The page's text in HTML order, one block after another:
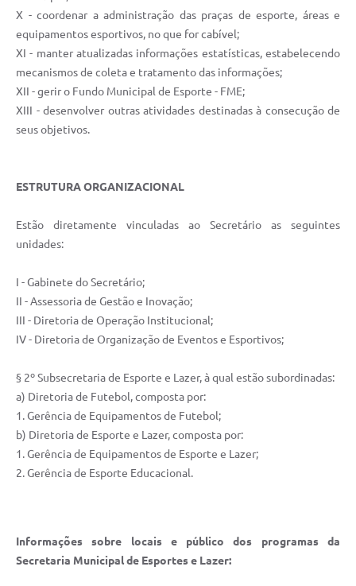
X - coordenar a administração das praças de esporte, áreas e
equipamentos esportivos, no que for cabível;
XI - manter atualizadas informações estatísticas, estabelecendo
mecanismos de coleta e tratamento das informações;
XII - gerir o Fundo Municipal de Esporte - FME;
XIII - desenvolver outras atividades destinadas à consecução de
seus objetivos.
ESTRUTURA ORGANIZACIONAL
Estão diretamente vinculadas ao Secretário as seguintes
unidades:
I - Gabinete do Secretário;
II - Assessoria de Gestão e Inovação;
III - Diretoria de Operação Institucional;
IV - Diretoria de Organização de Eventos e Esportivos;
§ 2º Subsecretaria de Esporte e Lazer, à qual estão subordinadas:
a) Diretoria de Futebol, composta por:
1. Gerência de Equipamentos de Futebol;
b) Diretoria de Esporte e Lazer, composta por:
1. Gerência de Equipamentos de Esporte e Lazer;
2. Gerência de Esporte Educacional.
Informações sobre locais e público dos programas da
Secretaria Municipal de Esportes e Lazer: